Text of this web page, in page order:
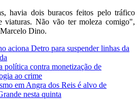
havia dois buracos feitos pelo tráfico
viaturas. Não vão ter moleza comigo",
Dino.
aciona Detro para suspender linhas da
política contra monetização de
ao crime
em Angra dos Reis é alvo de
nesta quinta